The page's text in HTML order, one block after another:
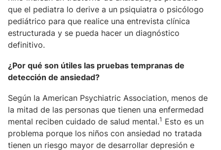
que el pediatra lo derive a un psiquiatra o psicólogo
pediátrico para que realice una entrevista clínica
estructurada y se pueda hacer un diagnóstico
definitivo.
¿Por qué son útiles las pruebas tempranas de
detección de ansiedad?
Según la American Psychiatric Association, menos de
la mitad de las personas que tienen una enfermedad
mental reciben cuidado de salud mental.1 Esto es un
problema porque los niños con ansiedad no tratada
tienen un riesgo mayor de desarrollar depresión e